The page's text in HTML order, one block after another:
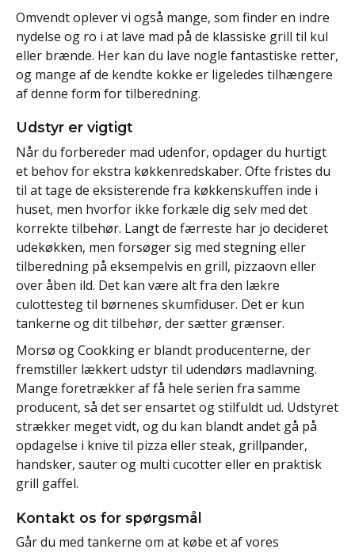
Omvendt oplever vi også mange, som finder en indre
nydelse og ro i at lave mad på de klassiske grill til kul
eller brænde. Her kan du lave nogle fantastiske retter,
og mange af de kendte kokke er ligeledes tilhængere
af denne form for tilberedning.
Udstyr er vigtigt
Når du forbereder mad udenfor, opdager du hurtigt
et behov for ekstra køkkenredskaber. Ofte fristes du
til at tage de eksisterende fra køkkenskuffen inde i
huset, men hvorfor ikke forkæle dig selv med det
korrekte tilbehør. Langt de færreste har jo decideret
udekøkken, men forsøger sig med stegning eller
tilberedning på eksempelvis en grill, pizzaovn eller
over åben ild. Det kan være alt fra den lækre
culottesteg til børnenes skumfiduser. Det er kun
tankerne og dit tilbehør, der sætter grænser.
Morsø og Cookking er blandt producenterne, der
fremstiller lækkert udstyr til udendørs madlavning.
Mange foretrækker af få hele serien fra samme
producent, så det ser ensartet og stilfuldt ud. Udstyret
strækker meget vidt, og du kan blandt andet gå på
opdagelse i knive til pizza eller steak, grillpander,
handsker, sauter og multi cucotter eller en praktisk
grill gaffel.
Kontakt os for spørgsmål
Går du med tankerne om at købe et af vores